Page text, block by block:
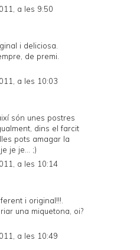
a les 9:50
i deliciosa.
de premi.
a les 10:03
són unes postres
dins el farcit
pots amagar la
je je... ;)
a les 10:14
i original!!!.
una miquetona, oi?
a les 10:49